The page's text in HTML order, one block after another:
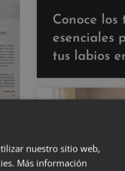
Conoce los
esenciales
tus labios
nuestro sitio web,
Más información